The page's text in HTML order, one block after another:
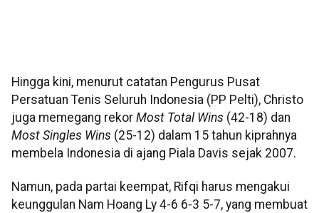
Hingga kini, menurut catatan Pengurus Pusat
Persatuan Tenis Seluruh Indonesia (PP Pelti), Christo
juga memegang rekor Most Total Wins (42-18) dan
Most Singles Wins (25-12) dalam 15 tahun kiprahnya
membela Indonesia di ajang Piala Davis sejak 2007.
Namun, pada partai keempat, Rifqi harus mengakui
keunggulan Nam Hoang Ly 4-6 6-3 5-7, yang membuat